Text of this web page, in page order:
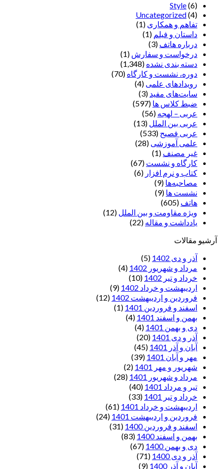
Style(6)
Uncategorized(4)
تفاهم و همکاری (1)
داستان و فیلم (1)
درباره هاتف (3)
درخواست و سفارش (1)
دسته بندی نشده (1,348)
دوره، نشست و کارگاه (70)
رویدادهای علمی (4)
سایت‌های مفید (3)
ضبط کلاس ها (597)
عربی – لهجه (56)
عربی بین الملل (13)
عربی فصیح (533)
علمی آموزشی (28)
غير مصنف (1)
کارگاه و نشست (67)
کتاب و نرم افزار (6)
مصاحبه‌ها (9)
نشست ها (9)
هاتف (605)
ویژه مقاومت و بین الملل (12)
یادداشت‌ و مقاله (22)
آرشیو مقالات
آذر و دی 1402
(5)
مرداد و شهریور 1402
(4)
خرداد و تیر 1402
(10)
اردیبهشت و خرداد 1402
(9)
فروردین و اردیبهشت 1402
(12)
اسفند و فروردین 1401
(1)
بهمن و اسفند 1401
(4)
دی و بهمن 1401
(4)
آذر و دی 1401
(20)
آبان و آذر 1401
(45)
مهر و آبان 1401
(39)
شهریور و مهر 1401
(2)
مرداد و شهریور 1401
(28)
تیر و مرداد 1401
(40)
خرداد و تیر 1401
(33)
اردیبهشت و خرداد 1401
(61)
فروردین و اردیبهشت 1401
(24)
اسفند و فروردین 1400
(31)
بهمن و اسفند 1400
(83)
دی و بهمن 1400
(67)
آذر و دی 1400
(71)
آبان و آذر 1400
(9)